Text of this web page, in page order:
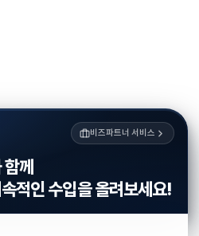
비즈파트너 서비스
함께
적인 수입을 올려보세요!